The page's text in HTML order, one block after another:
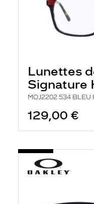
Lunettes
Signature
MOJ2202 534 BLEU
129,00 €